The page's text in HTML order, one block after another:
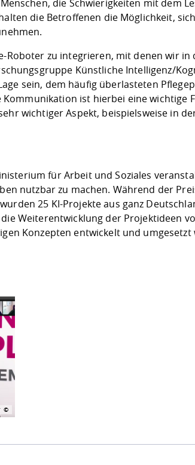
die Schwierigkeiten mit dem
die Betroffenen die Möglichkeit,
Roboter zu integrieren, mit denen wir in
Künstliche Intelligenz/
sein, dem häufig überlasteten
ist hierbei eine wichtige
wichtiger Aspekt, beispielsweise in
für Arbeit und Soziales
nutzbar zu machen. Während der
25 KI-Projekte aus ganz
Weiterentwicklung der Projektideen
Konzepten entwickelt und umgesetzt